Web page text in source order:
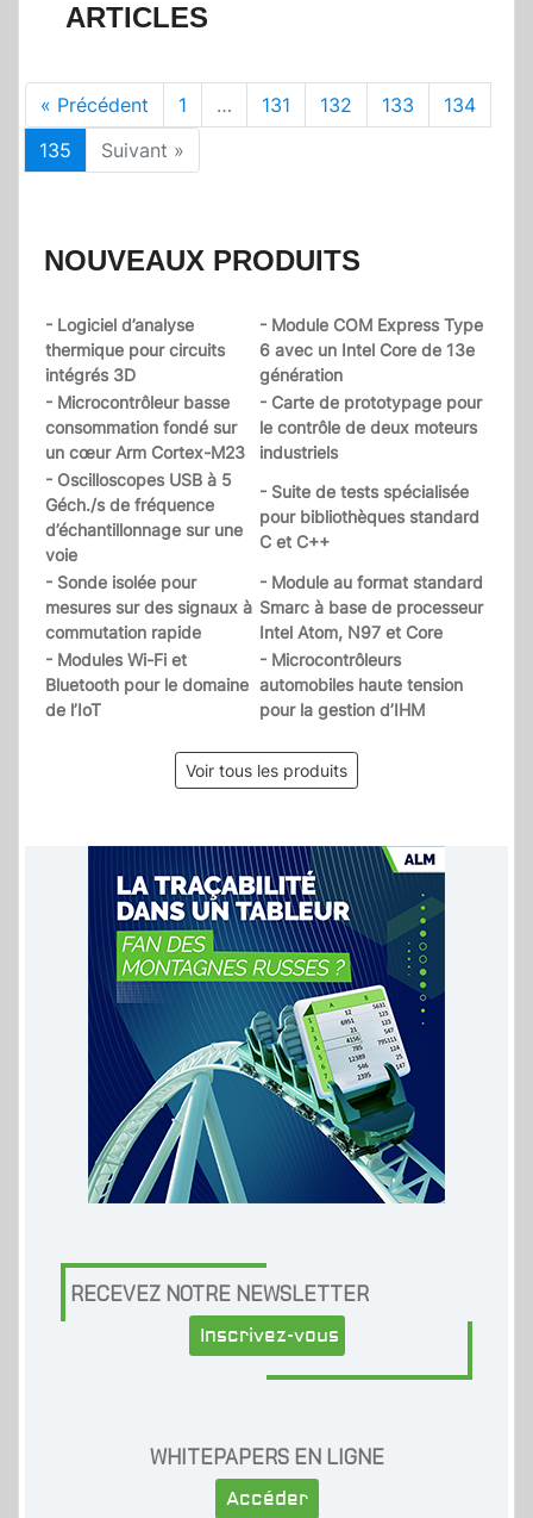
ARTICLES
« Précédent 1 … 131 132 133
134
135
Suivant »
NOUVEAUX PRODUITS
- Logiciel d’analyse
thermique pour circuits
intégrés 3D
- Module COM Express Type
6 avec un Intel Core de 13e
génération
- Microcontrôleur basse
consommation fondé sur
un cœur Arm Cortex-M23
- Carte de prototypage pour
le contrôle de deux moteurs
industriels
- Oscilloscopes USB à 5
Géch./s de fréquence
d’échantillonnage sur une
voie
- Suite de tests spécialisée
pour bibliothèques standard
C et C++
- Sonde isolée pour
mesures sur des signaux à
commutation rapide
- Module au format standard
Smarc à base de processeur
Intel Atom, N97 et Core
- Modules Wi-Fi et
Bluetooth pour le domaine
de l’IoT
- Microcontrôleurs
automobiles haute tension
pour la gestion d’IHM
Voir tous les produits
RECEVEZ NOTRE NEWSLETTER
Inscrivez-vous
WHITEPAPERS EN LIGNE
Accéder